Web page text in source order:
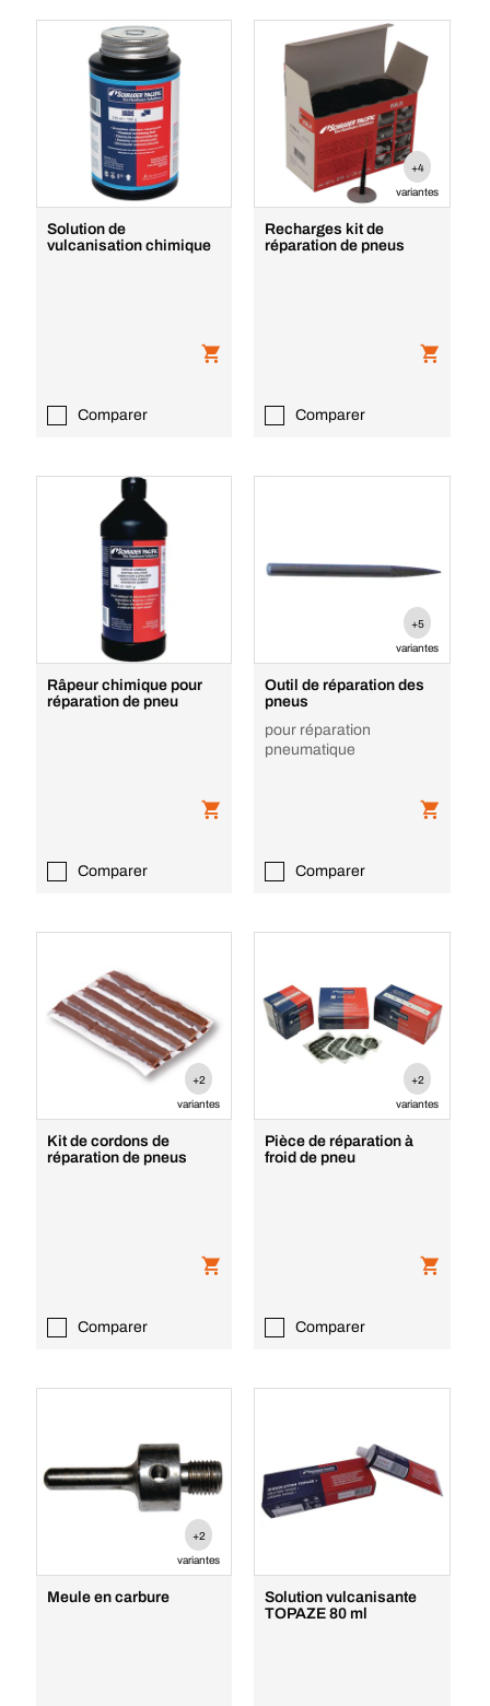
Solution de
vulcanisation chimique
Comparer
+4
variantes
Recharges kit de
réparation de pneus
Comparer
Râpeur chimique pour
réparation de pneu
Comparer
+5
variantes
Outil de réparation des
pneus
pour réparation
pneumatique
Comparer
+2
variantes
Kit de cordons de
réparation de pneus
Comparer
+2
variantes
Pièce de réparation à
froid de pneu
Comparer
+2
variantes
Meule en carbure
Solution vulcanisante
TOPAZE 80 ml